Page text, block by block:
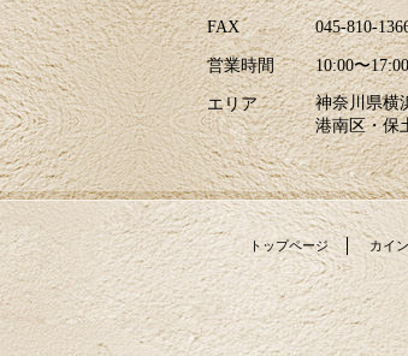
差しを新しい窓で迎えませんか？環境省が
実施する「みらいエコ住宅2026事業」で補
助金の交付が決定しました。断熱性能の高
い窓を導入する「窓リノベ」では、熱・遮
音・結露軽減により光熱費の削減や快適な
住環境の向上が期待できます。（補助金申
請には様々な要件クリアが必要となりま
す）カインドリフォームはお見積り・ご相
談は無料です。皆様からのお問合せをお待
ちしております。
2026/04/07
春、新しいスタートの季節ですね。大きな
ランドセルを背負った新入生が桜の下を楽
しそうに歩く姿を見かけます。ホームペー
FAX 045-810-
営業時間 10:00〜
エリア
神奈川県横
港南区・保
トップページ カイ